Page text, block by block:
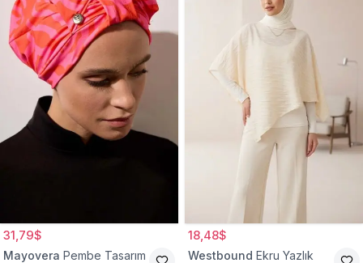
31,79$
Mayovera Pembe Tasarım
18,48$
Westbound Ekru Yazlık